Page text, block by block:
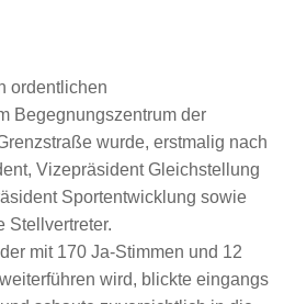
ordentlichen
Begegnungszentrum der
wurde, erstmalig nach
Vizepräsident Gleichstellung
Sportentwicklung sowie
Stellvertreter.
mit 170 Ja-Stimmen und 12
wird, blickte eingangs